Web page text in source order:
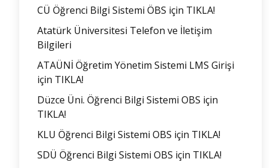
CÜ Öğrenci Bilgi Sistemi ÖBS için TIKLA!
Atatürk Üniversitesi Telefon ve İletişim
Bilgileri
ATAÜNİ Öğretim Yönetim Sistemi LMS Girişi
için TIKLA!
Düzce Üni. Öğrenci Bilgi Sistemi OBS için
TIKLA!
KLU Öğrenci Bilgi Sistemi OBS için TIKLA!
SDÜ Öğrenci Bilgi Sistemi OBS için TIKLA!